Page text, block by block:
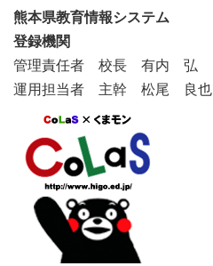
熊本県教育情報システム
登録機関
管理責任者 校長 有内 弘
運用担当者 主幹 松尾 良也